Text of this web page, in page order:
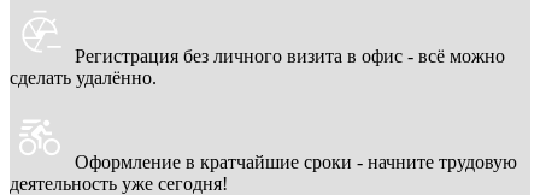
Регистрация без личного визита в офис - всё можно
сделать удалённо.
Оформление в кратчайшие сроки - начните трудовую
деятельность уже сегодня!